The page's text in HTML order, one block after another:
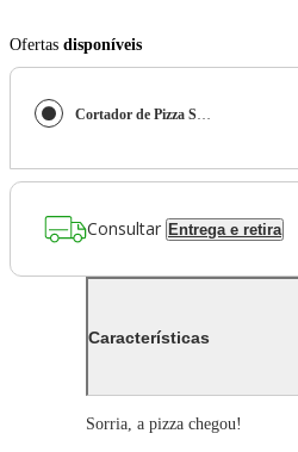
Ofertas disponíveis
Cortador de Pizza Smile
Consultar Entrega e retira
Características
Sorria, a pizza chegou!